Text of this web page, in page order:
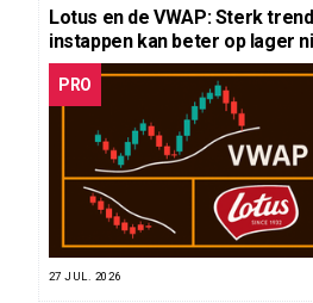
Lotus en de VWAP: Sterk
instappen kan beter op lager
PRO
27 JUL. 2026